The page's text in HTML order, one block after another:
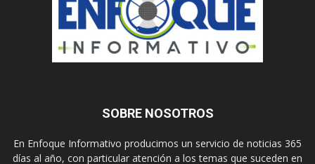
SOBRE NOSOTROS
En Enfoque Informativo producimos un servicio de noticias 365
días al año, con particular atención a los temas que suceden en